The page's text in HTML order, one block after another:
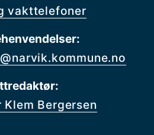
vakttelefoner
Bergersen